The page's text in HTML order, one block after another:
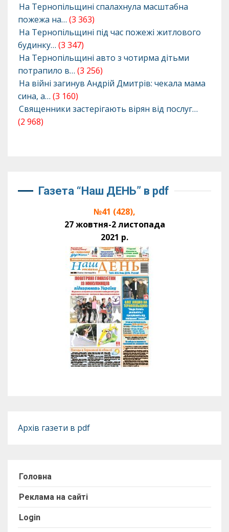
На Тернопільщині спалахнула масштабна
пожежа на… (3 363)
На Тернопільщині під час пожежі житлового
будинку… (3 347)
На Тернопільщині авто з чотирма дітьми
потрапило в… (3 256)
На війні загинув Андрій Дмитрів: чекала мама
сина, а… (3 160)
Священники застерігають вірян від послуг…
(2 968)
Газета “Наш ДЕНЬ” в pdf
№41 (428),
27 жовтня-2 листопада
2021 р.
Архів газети в pdf
Головна
Реклама на сайті
Login